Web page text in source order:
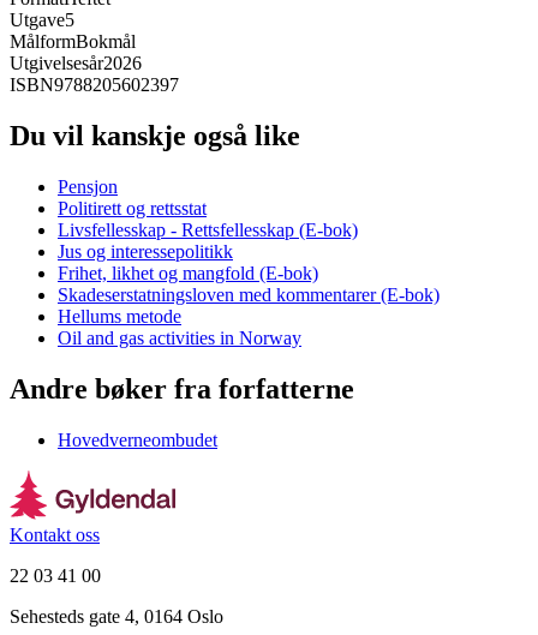
Utgave5
MålformBokmål
Utgivelsesår2026
ISBN9788205602397
Du vil kanskje også like
Pensjon
Politirett og rettsstat
Livsfellesskap - Rettsfellesskap (E-bok)
Jus og interessepolitikk
Frihet, likhet og mangfold (E-bok)
Skadeserstatningsloven med kommentarer (E-bok)
Hellums metode
Oil and gas activities in Norway
Andre bøker fra forfatterne
Hovedverneombudet
Kontakt oss
22 03 41 00
Sehesteds gate 4, 0164 Oslo